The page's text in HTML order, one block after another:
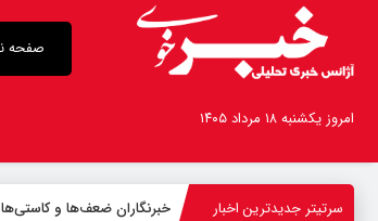
صفحه
امروز یکشنبه ۱۸ مرداد ۱۴۰۵
سرتیتر جدیدترین اخبار خبرنگاران ضعف‌ها و کاستی‌ها